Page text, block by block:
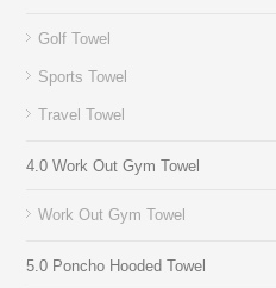
Golf Towel
Sports Towel
Travel Towel
4.0 Work Out Gym Towel
Work Out Gym Towel
5.0 Poncho Hooded Towel